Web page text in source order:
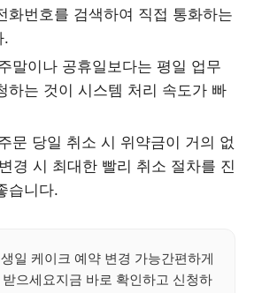
화번호를 검색하여 직접 통화하는
.
말이나 공휴일보다는 평일 업무
하는 것이 시스템 처리 속도가 빠
문 당일 취소 시 위약금이 거의 없
경 시 최대한 빨리 취소 절차를 진
습니다.
생일 케이크 예약 변경 가능간편하게
으세요지금 바로 확인하고 신청하